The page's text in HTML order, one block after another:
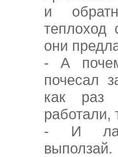
и
теплоход
они
- А
почесал
как раз
работали,
- И
выползай.